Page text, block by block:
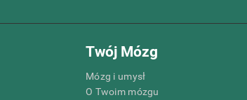
Twój Mózg
Mózg i umysł
O Twoim mózgu